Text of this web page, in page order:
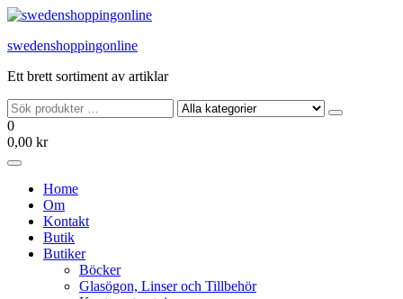
Hoppa
innehållet
swedenshoppingonline
Ett brett sortiment av artiklar
0
0,00 kr
Home
Om
Kontakt
Butik
Butiker
Böcker
Glasögon, Linser och Tillbehör